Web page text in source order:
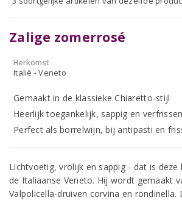
Zalige zomerrosé
Herkomst
Italië - Veneto
Gemaakt in de klassieke Chiaretto-stijl
Heerlijk toegankelijk, sappig en
Perfect als borrelwijn, bij antipasti en
Lichtvoetig, vrolijk en sappig - dat is deze
de Italiaanse Veneto. Hij wordt gemaakt
Valpolicella-druiven corvina en rondinella.